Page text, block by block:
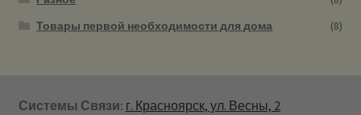
Товары первой необходимости для дома
(8)
Системы Связи: г. Красноярск, ул. Весны, 2